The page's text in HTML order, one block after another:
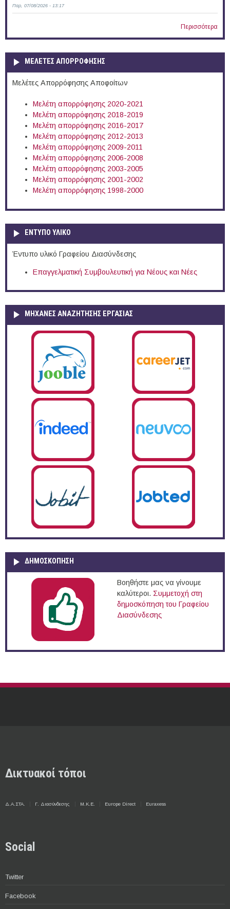
Παρ, 07/08/2026 - 13:17
Περισσότερα
ΜΕΛΕΤΕΣ ΑΠΟΡΡΟΦΗΣΗΣ
Μελέτες Απορρόφησης Αποφοίτων
Μελέτη απορρόφησης 2020-2021
Μελέτη απορρόφησης 2018-2019
Μελέτη απορρόφησης 2016-2017
Μελέτη απορρόφησης 2012-2013
Μελέτη απορρόφησης 2009-2011
Μελέτη απορρόφησης 2006-2008
Μελέτη απορρόφησης 2003-2005
Μελέτη απορρόφησης 2001-2002
Μελέτη απορρόφησης 1998-2000
ΕΝΤΥΠΟ ΥΛΙΚΟ
Έντυπο υλικό Γραφείου Διασύνδεσης
Επαγγελματική Συμβουλευτική για Νέους και Νέες
ΜΗΧΑΝΕΣ ΑΝΑΖΗΤΗΣΗΣ ΕΡΓΑΣΙΑΣ
ΔΗΜΟΣΚΌΠΗΣΗ
Βοηθήστε μας να γίνουμε
καλύτεροι. Συμμετοχή στη
δημοσκόπηση του Γραφείου
Διασύνδεσης
Δικτυακοί τόποι
Δ.Α.ΣΤΑ. Γ. Διασύνδεσης Μ.Κ.Ε. Europe Direct Euraxess
Social
Twitter
Facebook